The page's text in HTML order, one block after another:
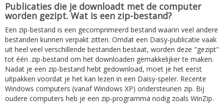
Publicaties die je downloadt met de computer
worden gezipt. Wat is een zip-bestand?
Een zip-bestand is een gecomprimeerd bestand waarin veel andere
bestanden kunnen verpakt zitten. Omdat een Daisy-publicatie vaak
uit heel veel verschillende bestanden bestaat, worden deze "gezipt"
tot één .zip-bestand om het downloaden gemakkelijker te maken.
Nadat je een zip-bestand hebt gedownload, moet je het eerst
uitpakken voordat je het kan lezen in een Daisy-speler. Recente
Windows computers (vanaf Windows XP) ondersteunen zip. Bij
oudere computers heb je een zip-programma nodig zoals WinZip.